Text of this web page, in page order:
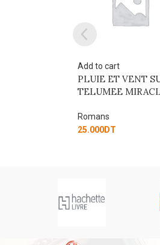
Add to cart
PLEIN ETE
7.500DT